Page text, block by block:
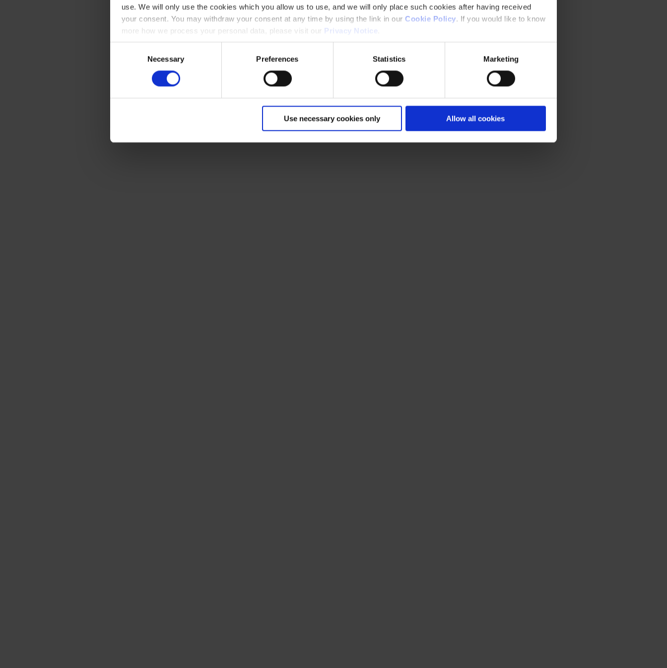
use. We will only use the cookies which you allow us to use, and we will only place such cookies after having received
your consent. You may withdraw your consent at any time by using the link in our Cookie Policy. If you would like to know
more how we process your personal data, please visit our Privacy Notice
Necessary Preferences Statistics Marketing
Use necessary cookies only Allow all cookies